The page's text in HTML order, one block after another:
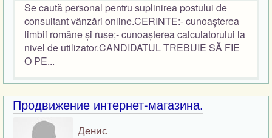
Se caută personal pentru suplinirea postului de
consultant vânzări online.CERINTE:- cunoașterea
limbii române și ruse;- cunoașterea calculatorului la
nivel de utilizator.CANDIDATUL TREBUIE SĂ FIE
O PE...
Продвижение интернет-магазина.
Денис